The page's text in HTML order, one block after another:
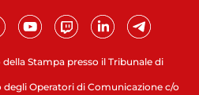
Stampa presso il Tribunale di
Operatori di Comunicazione c/o